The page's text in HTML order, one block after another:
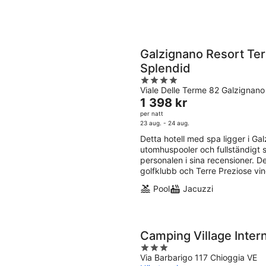
Galzignano Resort
Splendid
4
out
of
5
Viale Delle Terme 82
Priset
är
1 398 kr
per
natt
1 398 kr
per natt
23 aug. - 24 aug.
Detta hotell med spa ligger i
utomhuspooler och fullständigt
personalen i sina recensioner.
golfklubb och Terre Preziose
Pool
Jacuzzi
Camping Village
3
out
Via Barbarigo 117 Chioggia VE